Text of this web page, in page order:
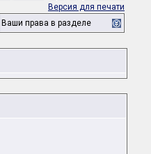
Версия для печати
Ваши права в разделе